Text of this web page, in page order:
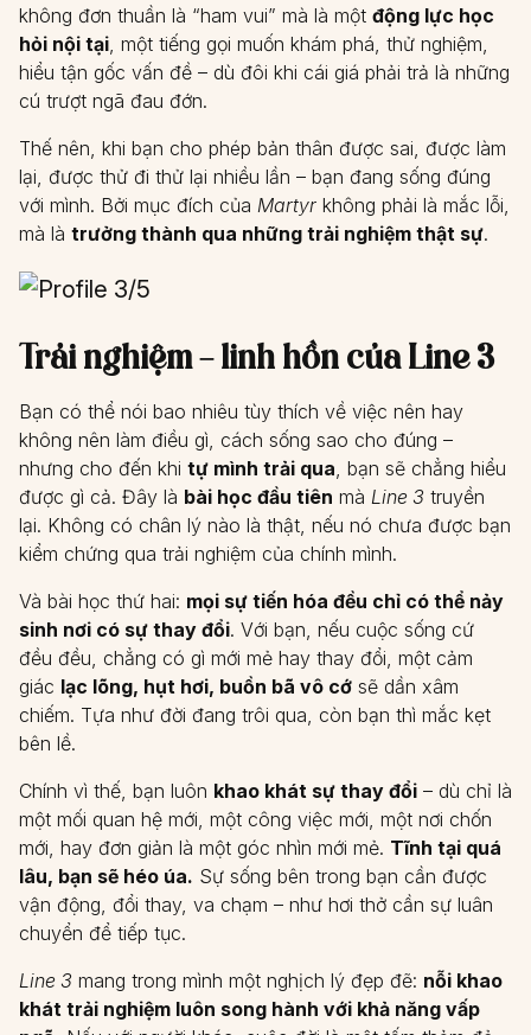
không đơn thuần là “ham vui” mà là một động lực học
hỏi nội tại, một tiếng gọi muốn khám phá, thử nghiệm,
hiểu tận gốc vấn đề – dù đôi khi cái giá phải trả là những
cú trượt ngã đau đớn.
Thế nên, khi bạn cho phép bản thân được sai, được làm
lại, được thử đi thử lại nhiều lần – bạn đang sống đúng
với mình. Bởi mục đích của Martyr không phải là mắc lỗi,
mà là trưởng thành qua những trải nghiệm thật sự.
Trải nghiệm – linh hồn của Line 3
Bạn có thể nói bao nhiêu tùy thích về việc nên hay
không nên làm điều gì, cách sống sao cho đúng –
nhưng cho đến khi tự mình trải qua, bạn sẽ chẳng hiểu
được gì cả. Đây là bài học đầu tiên mà Line 3 truyền
lại. Không có chân lý nào là thật, nếu nó chưa được bạn
kiểm chứng qua trải nghiệm của chính mình.
Và bài học thứ hai: mọi sự tiến hóa đều chỉ có thể nảy
sinh nơi có sự thay đổi. Với bạn, nếu cuộc sống cứ
đều đều, chẳng có gì mới mẻ hay thay đổi, một cảm
giác lạc lõng, hụt hơi, buồn bã vô cớ sẽ dần xâm
chiếm. Tựa như đời đang trôi qua, còn bạn thì mắc kẹt
bên lề.
Chính vì thế, bạn luôn khao khát sự thay đổi – dù chỉ là
một mối quan hệ mới, một công việc mới, một nơi chốn
mới, hay đơn giản là một góc nhìn mới mẻ. Tĩnh tại quá
lâu, bạn sẽ héo úa. Sự sống bên trong bạn cần được
vận động, đổi thay, va chạm – như hơi thở cần sự luân
chuyển để tiếp tục.
Line 3 mang trong mình một nghịch lý đẹp đẽ: nỗi khao
khát trải nghiệm luôn song hành với khả năng vấp